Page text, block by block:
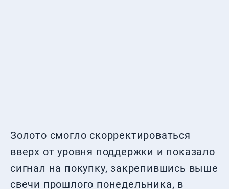
Золото смогло скорректироваться
вверх от уровня поддержки и показало
сигнал на покупку, закрепившись выше
свечи прошлого понедельника, в